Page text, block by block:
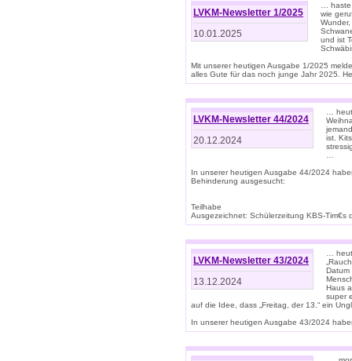
LVKM-Newsletter 1/2025
10.01.2025
…
wie
und ist
Mit unserer heutigen Ausgabe 1/2025
alles Gute für das noch junge Jahr 2025.
LVKM-Newsletter 44/2024
20.12.2024
…
ist.
In unserer heutigen Ausgabe 44/2024
Behinderung ausgesucht:
Teilhabe
Ausgezeichnet: Schülerzeitung KBS-Tim€s
LVKM-Newsletter 43/2024
13.12.2024
…
Datum
Haus
super
auf die Idee, dass „Freitag, der 13.“ ein
In unserer heutigen Ausgabe 43/2024